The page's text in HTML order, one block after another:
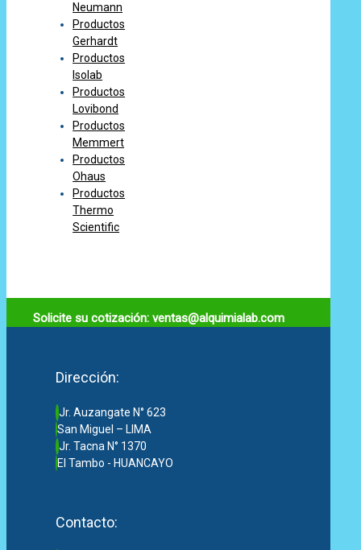
Neumann
Productos
Gerhardt
Productos
Isolab
Productos
Lovibond
Productos
Memmert
Productos
Ohaus
Productos
Thermo
Scientific
Solicite su cotización: ventas@alquimialab.com
Dirección:
Jr. Auzangate N° 623
San Miguel – LIMA
Jr. Tacna N° 1370
El Tambo - HUANCAYO
Contacto: